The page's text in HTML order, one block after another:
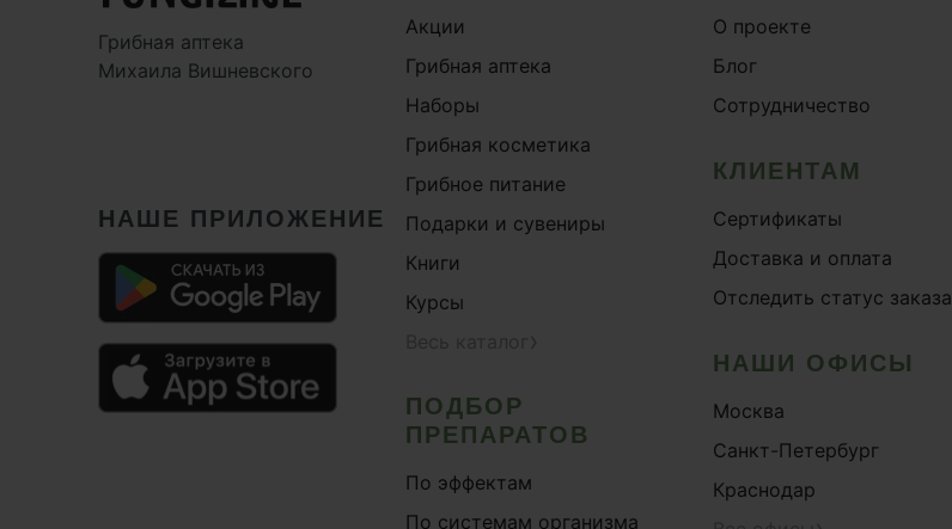
Грибная аптека
Михаила Вишневского
НАШЕ ПРИЛОЖЕНИЕ
Акции
Грибная аптека
Наборы
Грибная косметика
Грибное питание
Подарки и сувениры
Книги
Курсы
ПОДБОР
ПРЕПАРАТОВ
По эффектам
По системам организма
О проекте
Блог
Сотрудничество
КЛИЕНТАМ
Сертификаты
Доставка и оплата
Отследить статус заказа
НАШИ ОФИСЫ
Москва
Санкт-Петербург
Краснодар